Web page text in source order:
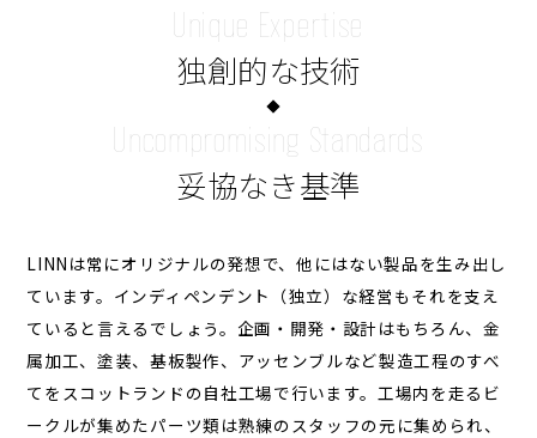
Unique Expertise
独創的な技術
Uncompromising Standards
妥協なき基準
LINNは常にオリジナルの発想で、他にはない製品を生み出し
ています。インディペンデント（独立）な経営もそれを支え
ていると言えるでしょう。企画・開発・設計はもちろん、金
属加工、塗装、基板製作、アッセンブルなど製造工程のすべ
てをスコットランドの自社工場で行います。工場内を走るビ
ークルが集めたパーツ類は熟練のスタッフの元に集められ、